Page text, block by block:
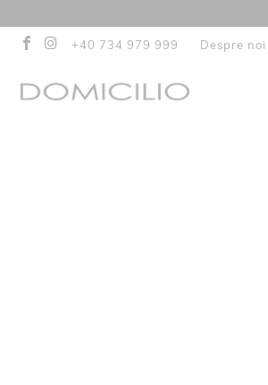
+40 734 979 999 Despre noi